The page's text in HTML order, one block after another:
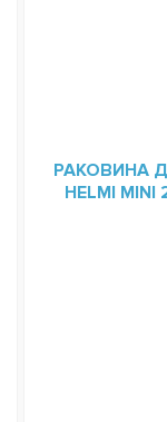
РАКОВИНА
HELMI